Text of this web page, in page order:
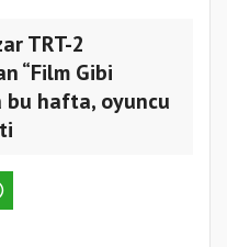
TRT-2
“Film Gibi
bu hafta, oyuncu